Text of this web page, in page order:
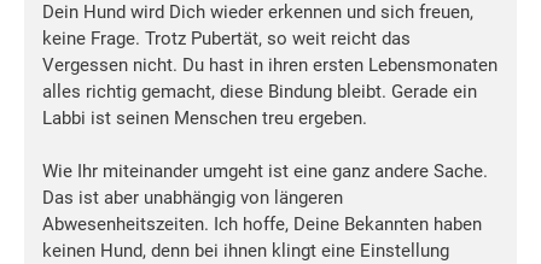
Dein Hund wird Dich wieder erkennen und sich freuen,
keine Frage. Trotz Pubertät, so weit reicht das
Vergessen nicht. Du hast in ihren ersten Lebensmonaten
alles richtig gemacht, diese Bindung bleibt. Gerade ein
Labbi ist seinen Menschen treu ergeben.
Wie Ihr miteinander umgeht ist eine ganz andere Sache.
Das ist aber unabhängig von längeren
Abwesenheitszeiten. Ich hoffe, Deine Bekannten haben
keinen Hund, denn bei ihnen klingt eine Einstellung